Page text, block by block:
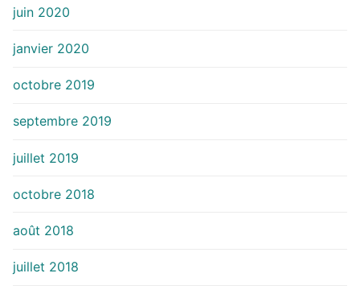
juin 2020
janvier 2020
octobre 2019
septembre 2019
juillet 2019
octobre 2018
août 2018
juillet 2018